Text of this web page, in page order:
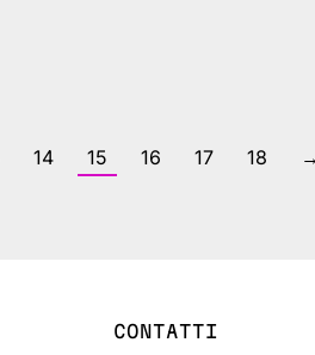
14 15 16 17 18 →
CONTATTI